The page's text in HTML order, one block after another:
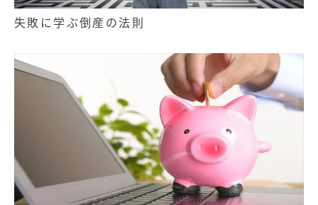
失敗に学ぶ倒産の法則